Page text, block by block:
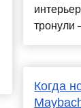
тронули
Когда